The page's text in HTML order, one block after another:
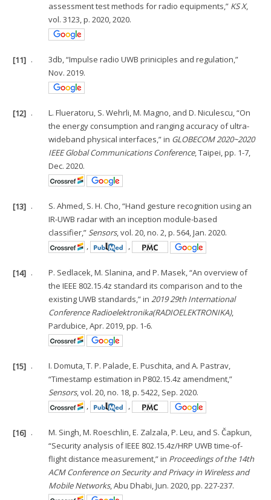
assessment test methods for radio equipments,” KS X,
vol. 3123, p. 2020, 2020.
[11] .
3db, “Impulse radio UWB priniciples and regulation,”
Nov. 2019.
[12] .
L. Flueratoru, S. Wehrli, M. Magno, and D. Niculescu, “On
the energy consumption and ranging accuracy of ultra-
wideband physical interfaces,” in GLOBECOM 2020~2020
IEEE Global Communications Conference, Taipei, pp. 1-7,
Dec. 2020.
[13] .
S. Ahmed, S. H. Cho, “Hand gesture recognition using an
IR-UWB radar with an inception module-based
classifier,” Sensors, vol. 20, no. 2, p. 564, Jan. 2020.
,
,
[14] .
P. Sedlacek, M. Slanina, and P. Masek, “An overview of
the IEEE 802.15.4z standard its comparison and to the
existing UWB standards,” in2019 29th International
Conference Radioelektronika(RADIOELEKTRONIKA),
Pardubice, Apr. 2019, pp. 1-6.
[15] .
I. Domuta, T. P. Palade, E. Puschita, and A. Pastrav,
“Timestamp estimation in P802.15.4z amendment,”
Sensors, vol. 20, no. 18, p. 5422, Sep. 2020.
,
,
[16] .
M. Singh, M. Roeschlin, E. Zalzala, P. Leu, and S. Čapkun,
“Security analysis of IEEE 802.15.4z/HRP UWB time-of-
flight distance measurement,” in Proceedings of the 14th
ACM Conference on Security and Privacy in Wireless and
Mobile Networks, Abu Dhabi, Jun. 2020, pp. 227-237.